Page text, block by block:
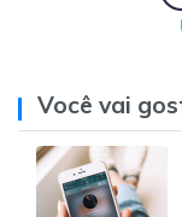
Você vai